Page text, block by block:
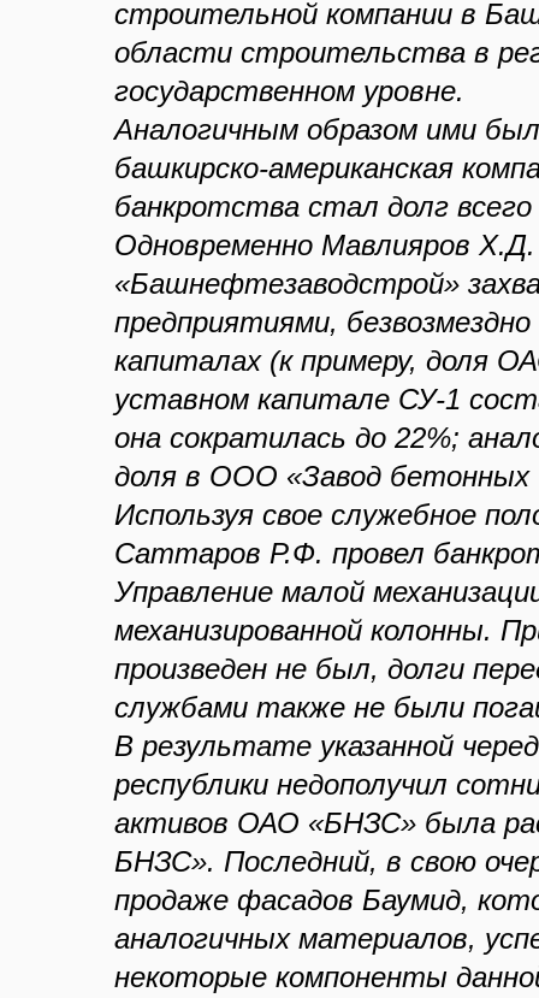
строительной компании в
области строительства в
государственном уровне.
Аналогичным образом ими
башкирско-американская
банкротства стал долг всего
Одновременно Мавлияров
«Башнефтезаводстрой»
предприятиями,
капиталах (к примеру, доля
уставном капитале СУ-1
она сократилась до 22%;
доля в ООО «Завод
Используя свое служебное
Саттаров Р.Ф. провел
Управление малой
механизированной колонны.
произведен не был, долги
службами также не были
В результате указанной
республики недополучил
активов ОАО «БНЗС» была
БНЗС». Последний, в свою
продаже фасадов Баумид,
аналогичных материалов,
некоторые компоненты